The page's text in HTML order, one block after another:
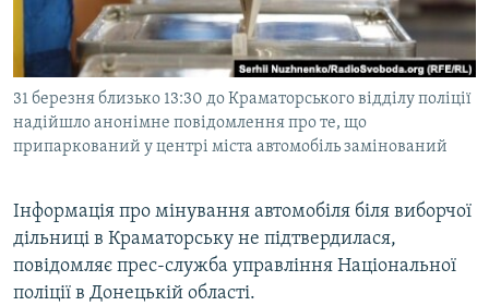
ПОДКАСТИ
КРИМ РЕАЛІЇ
РУС
УКР
КТАТ
ДОЛУЧАЙСЯ!
31 березня близько 13:30 до Краматорського відділу поліції
надійшло анонімне повідомлення про те, що
припаркований у центрі міста автомобіль замінований
Інформація про мінування автомобіля біля виборчої
дільниці в Краматорську не підтвердилася,
повідомляє прес-служба управління Національної
поліції в Донецькій області.